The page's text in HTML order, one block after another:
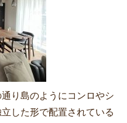
り島のようにコンロやシ
した形で配置されている